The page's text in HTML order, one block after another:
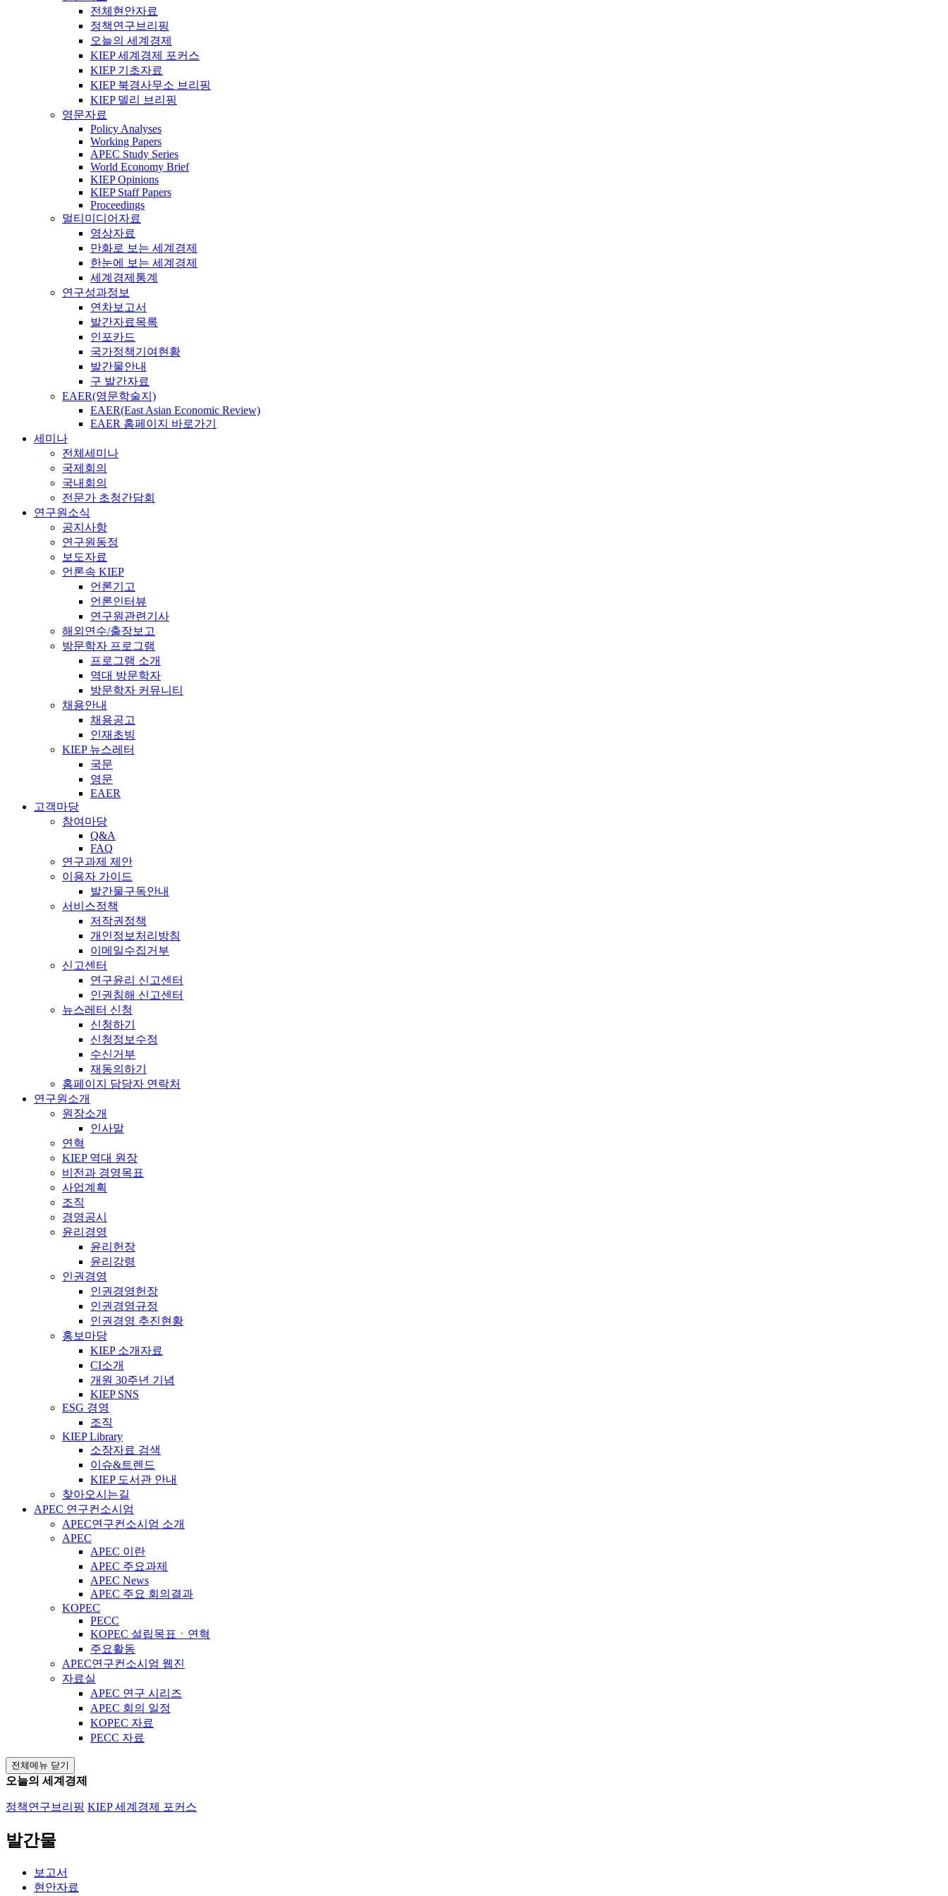
전체현안자료
정책연구브리핑
오늘의 세계경제
KIEP 세계경제 포커스
KIEP 기초자료
KIEP 북경사무소 브리핑
KIEP 델리 브리핑
영문자료
Policy Analyses
Working Papers
APEC Study Series
World Economy Brief
KIEP Opinions
KIEP Staff Papers
Proceedings
멀티미디어자료
영상자료
만화로 보는 세계경제
한눈에 보는 세계경제
세계경제통계
연구성과정보
연차보고서
발간자료목록
인포카드
국가정책기여현황
발간물안내
구 발간자료
EAER(영문학술지)
EAER(East Asian Economic Review)
EAER 홈페이지 바로가기
세미나
전체세미나
국제회의
국내회의
전문가 초청간담회
연구원소식
공지사항
연구원동정
보도자료
언론속 KIEP
언론기고
언론인터뷰
연구원관련기사
해외연수/출장보고
방문학자 프로그램
프로그램 소개
역대 방문학자
방문학자 커뮤니티
채용안내
채용공고
인재초빙
KIEP 뉴스레터
국문
영문
EAER
고객마당
참여마당
Q&A
FAQ
연구과제 제안
이용자 가이드
발간물구독안내
서비스정책
저작권정책
개인정보처리방침
이메일수집거부
신고센터
연구윤리 신고센터
인권침해 신고센터
뉴스레터 신청
신청하기
신청정보수정
수신거부
재동의하기
홈페이지 담당자 연락처
연구원소개
원장소개
인사말
연혁
KIEP 역대 원장
비전과 경영목표
사업계획
조직
경영공시
윤리경영
윤리헌장
윤리강령
인권경영
인권경영헌장
인권경영규정
인권경영 추진현황
홍보마당
KIEP 소개자료
CI소개
개원 30주년 기념
KIEP SNS
ESG 경영
조직
KIEP Library
소장자료 검색
이슈&트렌드
KIEP 도서관 안내
찾아오시는길
APEC 연구컨소시엄
APEC연구컨소시엄 소개
APEC
APEC 이란
APEC 주요과제
APEC News
APEC 주요 회의결과
KOPEC
PECC
KOPEC 설립목표ㆍ연혁
주요활동
APEC연구컨소시엄 웹진
자료실
APEC 연구 시리즈
APEC 회의 일정
KOPEC 자료
PECC 자료
전체메뉴 닫기
오늘의 세계경제
정책연구브리핑 KIEP 세계경제 포커스
발간물
보고서
현안자료